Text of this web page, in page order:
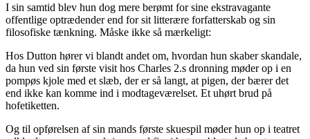
I sin samtid blev hun dog mere berømt for sine ekstravagante
offentlige optrædender end for sit litterære forfatterskab og sin
filosofiske tænkning. Måske ikke så mærkeligt:
Hos Dutton hører vi blandt andet om, hvordan hun skaber skandale,
da hun ved sin første visit hos Charles 2.s dronning møder op i en
pompøs kjole med et slæb, der er så langt, at pigen, der bærer det
end ikke kan komme ind i modtageværelset. Et uhørt brud på
hofetiketten.
Og til opførelsen af sin mands første skuespil møder hun op i teatret